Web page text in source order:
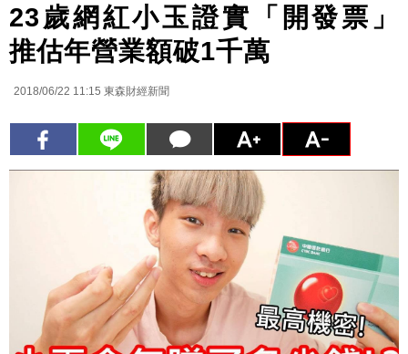
23歲網紅小玉證實「開發票」
推估年營業額破1千萬
2018/06/22 11:15 東森財經新聞